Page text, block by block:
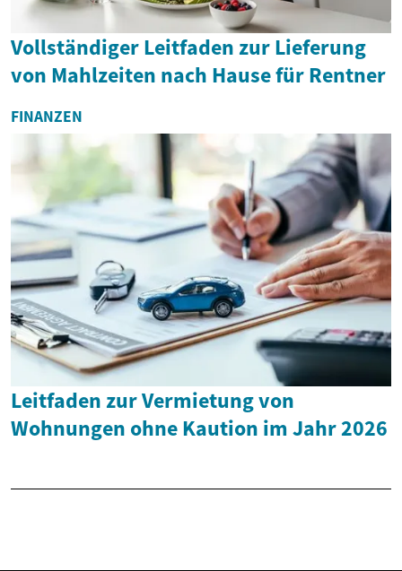
Vollständiger Leitfaden zur Lieferung
von Mahlzeiten nach Hause für Rentner
FINANZEN
Leitfaden zur Vermietung von
Wohnungen ohne Kaution im Jahr 2026